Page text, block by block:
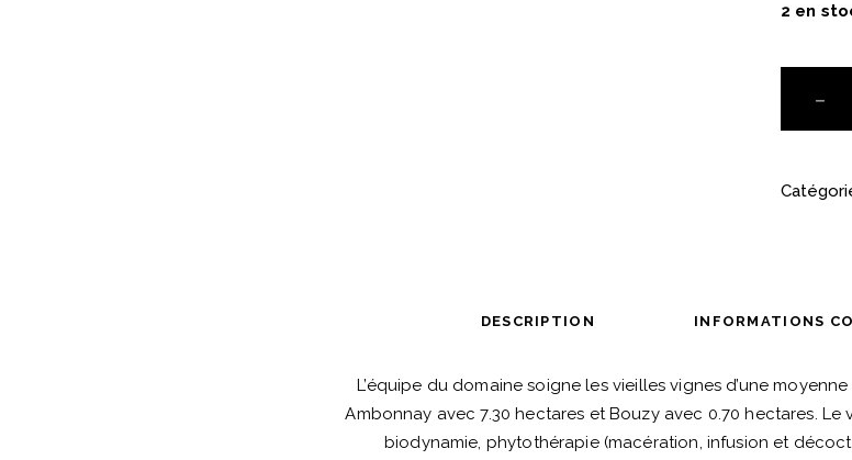
2 en
Marguet
"Yuman
Blanc
DESCRIPTION INFORMATIONS
L’équipe du domaine soigne les vieilles vignes d’une
Ambonnay avec 7.30 hectares et Bouzy avec 0.70 hectares.
biodynamie, phytothérapie (macération, infusion et